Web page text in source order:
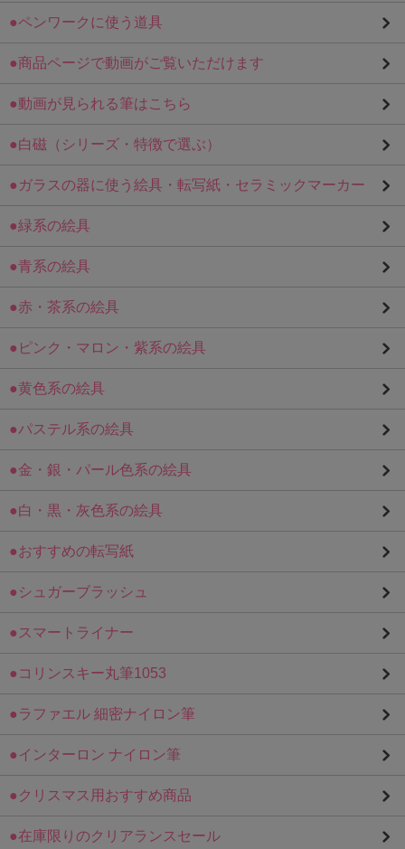
●ペンワークに使う道具
●商品ページで動画がご覧いただけます
●動画が見られる筆はこちら
●白磁（シリーズ・特徴で選ぶ）
●ガラスの器に使う絵具・転写紙・セラミックマーカー
●緑系の絵具
●青系の絵具
●赤・茶系の絵具
●ピンク・マロン・紫系の絵具
●黄色系の絵具
●パステル系の絵具
●金・銀・パール色系の絵具
●白・黒・灰色系の絵具
●おすすめの転写紙
●シュガーブラッシュ
●スマートライナー
●コリンスキー丸筆1053
●ラファエル 細密ナイロン筆
●インターロン ナイロン筆
●クリスマス用おすすめ商品
●在庫限りのクリアランスセール